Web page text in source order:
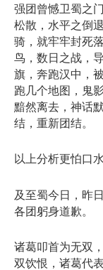
强团曾憾卫蜀之
松散，水平之倒
骑，就牢牢封死
鸟，数日之战，
旗，奔跑汉中，
跑几个地图，鬼
黯然离去，神话
结，重新团结。
以上分析更怕口
及至蜀今日，昨
各团躬身道歉。
诸葛叩首为无双
双饮恨，诸葛代